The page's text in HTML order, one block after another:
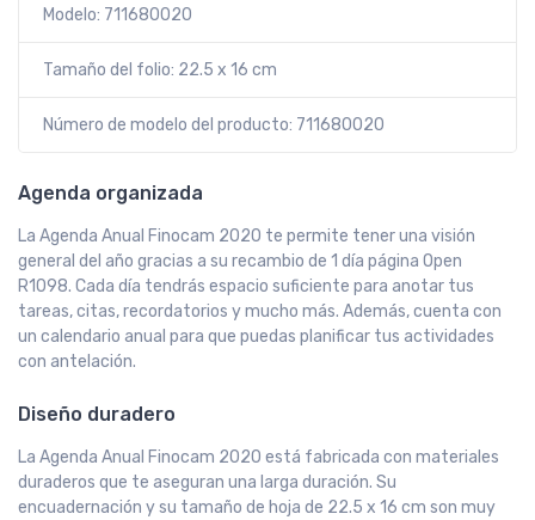
Modelo: 711680020
Tamaño del folio: 22.5 x 16 cm
Número de modelo del producto: 711680020
Agenda organizada
La Agenda Anual Finocam 2020 te permite tener una visión
general del año gracias a su recambio de 1 día página Open
R1098. Cada día tendrás espacio suficiente para anotar tus
tareas, citas, recordatorios y mucho más. Además, cuenta con
un calendario anual para que puedas planificar tus actividades
con antelación.
Diseño duradero
La Agenda Anual Finocam 2020 está fabricada con materiales
duraderos que te aseguran una larga duración. Su
encuadernación y su tamaño de hoja de 22.5 x 16 cm son muy